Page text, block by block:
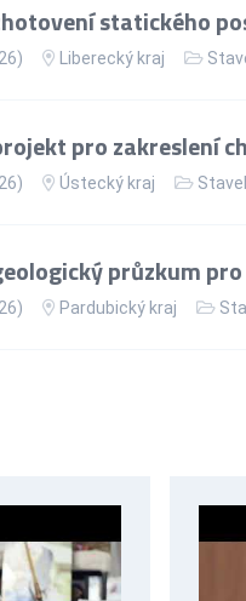
statického
Liberecký kraj
pro zakreslení
Ústecký kraj
průzkum
Pardubický kraj